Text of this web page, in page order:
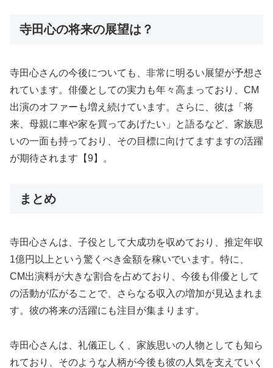
寺田心の将来の展望は？
寺田心さんの今後についても、非常に明るい展望が予想さ
れています。俳優としての実力も年々高まっており、CM
出演のオファーも増え続けています。さらに、彼は「将
来、母親に車や家を買ってあげたい」と語るなど、家族思
いの一面も持っており、その目標に向けてますますの活躍
が期待されます【9】。
まとめ
寺田心さんは、子役として大成功を収めており、推定年収
1億円以上という驚くべき金額を稼いでいます。特に、
CM出演料が大きな割合を占めており、今後も俳優として
の活動が広がることで、さらなる収入の増加が見込まれま
す。彼の将来の活躍にも注目が集まります。
寺田心さんは、礼儀正しく、家族思いの人物としても知ら
れており、そのような人柄が今後も彼の人気を支えていく